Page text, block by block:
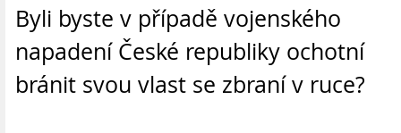
Byli byste v případě vojenského
napadení České republiky ochotní
bránit svou vlast se zbraní v ruce?